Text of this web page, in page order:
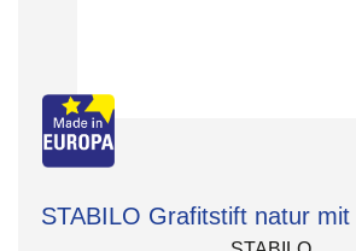
STABILO Grafitstift natur